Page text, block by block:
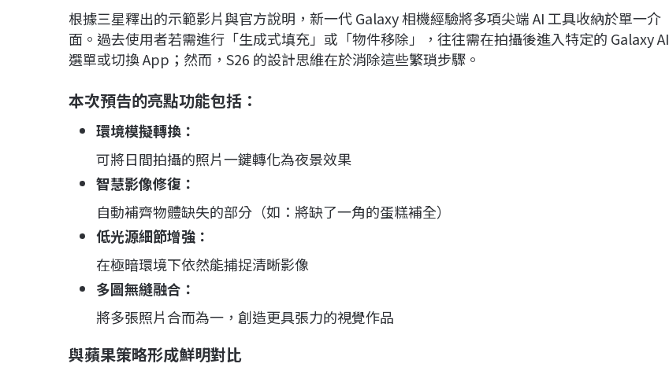
根據三星釋出的示範影片與官方說明，新一代 Galaxy 相機經驗將多項尖端 AI 工具收納於單一介
面。過去使用者若需進行「生成式填充」或「物件移除」，往往需在拍攝後進入特定的 Galaxy AI
選單或切換 App；然而，S26 的設計思維在於消除這些繁瑣步驟。
本次預告的亮點功能包括：
環境模擬轉換：
可將日間拍攝的照片一鍵轉化為夜景效果
智慧影像修復：
自動補齊物體缺失的部分（如：將缺了一角的蛋糕補全）
低光源細節增強：
在極暗環境下依然能捕捉清晰影像
多圖無縫融合：
將多張照片合而為一，創造更具張力的視覺作品
與蘋果策略形成鮮明對比